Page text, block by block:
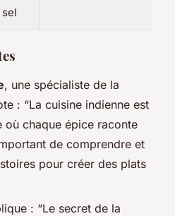
, une spécialiste de la
: “La cuisine indienne est
où chaque épice raconte
de comprendre et
pour créer des plats
: “Le secret de la